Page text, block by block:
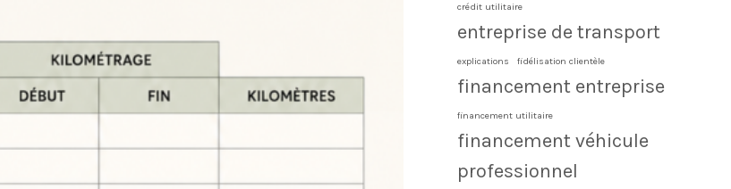
crédit utilitaire
entreprise de transport
explications fidélisation clientèle
financement entreprise
financement utilitaire
financement véhicule
professionnel